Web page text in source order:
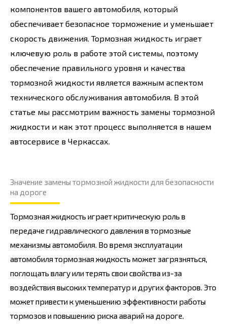
компонентов вашего автомобиля, который
обеспечивает безопасное торможение и уменьшает
скорость движения. Тормозная жидкость играет
ключевую роль в работе этой системы, поэтому
обеспечение правильного уровня и качества
тормозной жидкости является важным аспектом
технического обслуживания автомобиля. В этой
статье мы рассмотрим важность замены тормозной
жидкости и как этот процесс выполняется в нашем
автосервисе в Черкассах.
Значение замены тормозной жидкости для безопасности
на дороге
Тормозная жидкость играет критическую роль в
передаче гидравлического давления в тормозные
механизмы автомобиля. Во время эксплуатации
автомобиля тормозная жидкость может загрязняться,
поглощать влагу или терять свои свойства из-за
воздействия высоких температур и других факторов. Это
может привести к уменьшению эффективности работы
тормозов и повышению риска аварий на дороге.